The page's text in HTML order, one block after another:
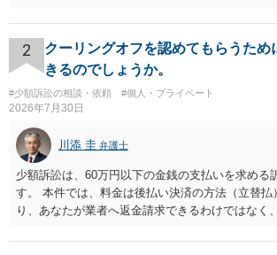
されない場合には、貴殿には任意に返金する意思
し、やむを得ず、返還金23万円及びこれに対する
を求める民事訴訟、支払督促その他必要な法的手
す。 その際には、訴訟に要する費用その他法令上
いても併せて請求する予定ですので、あらかじめ
は、貴殿自らが契約を解約したことによって生じ
求めるものにすぎません。貴殿の仕入先との取引
の内部事情は、私に対する返還義務の発生や履行
及ぼすものではありません。 これ以上、本件の解
せることなく、誠意をもって速やかに返金手続を
く求めます。 以上
2
クーリングオフを認めてもらうため
きるのでしょうか。
#少額訴訟の相談・依頼 #個人・プライベート
2026年7月30日
川添 圭 弁護士
少額訴訟は、60万円以下の金銭の支払いを求める
す。 本件では、料金は後払い決済の方法（立替払
り、あなたが業者へ返金請求できるわけではなく
在確認請求訴訟を提起することも考えられますが